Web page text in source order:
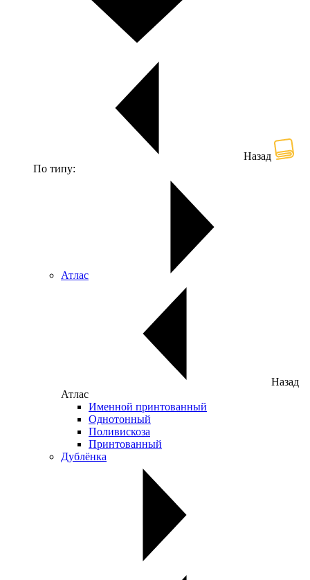
Назад
По типу:
Атлас
Назад
Атлас
Именной принтованный
Однотонный
Поливискоза
Принтованный
Дублёнка